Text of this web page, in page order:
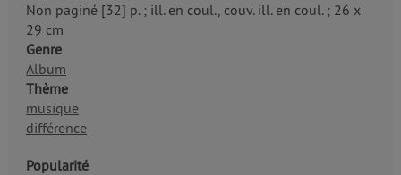
Non paginé [32] p. ; ill. en coul., couv. ill. en coul. ; 26 x
29 cm
Genre
Album
Thème
musique
différence
Popularité